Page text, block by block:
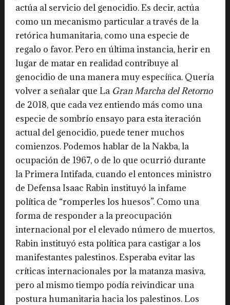
actúa al servicio del genocidio. Es decir, actúa
como un mecanismo particular a través de la
retórica humanitaria, como una especie de
regalo o favor. Pero en última instancia, herir en
lugar de matar en realidad contribuye al
genocidio de una manera muy especíﬁca. Quería
volver a señalar que La Gran Marcha del Retorno
de 2018, que cada vez entiendo más como una
especie de sombrío ensayo para esta iteración
actual del genocidio, puede tener muchos
comienzos. Podemos hablar de la Nakba, la
ocupación de 1967, o de lo que ocurrió durante
la Primera Intifada, cuando el entonces ministro
de Defensa Isaac Rabin instituyó la infame
política de “romperles los huesos”. Como una
forma de responder a la preocupación
internacional por el elevado número de muertos,
Rabin instituyó esta política para castigar a los
manifestantes palestinos. Esperaba evitar las
críticas internacionales por la matanza masiva,
pero al mismo tiempo podía reivindicar una
postura humanitaria hacia los palestinos. Los